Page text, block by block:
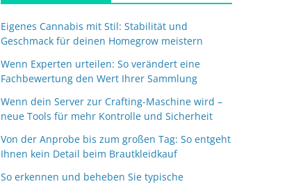
Eigenes Cannabis mit Stil: Stabilität und
Geschmack für deinen Homegrow meistern
Wenn Experten urteilen: So verändert eine
Fachbewertung den Wert Ihrer Sammlung
Wenn dein Server zur Crafting-Maschine wird –
neue Tools für mehr Kontrolle und Sicherheit
Von der Anprobe bis zum großen Tag: So entgeht
Ihnen kein Detail beim Brautkleidkauf
So erkennen und beheben Sie typische